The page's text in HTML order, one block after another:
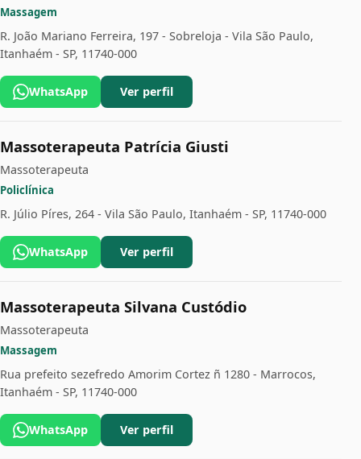
Massagem
R. João Mariano Ferreira, 197 - Sobreloja - Vila São Paulo,
Itanhaém - SP, 11740-000
WhatsApp Ver perfil
Massoterapeuta Patrícia Giusti
Massoterapeuta
Policlínica
R. Júlio Píres, 264 - Vila São Paulo, Itanhaém - SP, 11740-000
WhatsApp Ver perfil
Massoterapeuta Silvana Custódio
Massoterapeuta
Massagem
Rua prefeito sezefredo Amorim Cortez ñ 1280 - Marrocos,
Itanhaém - SP, 11740-000
WhatsApp Ver perfil